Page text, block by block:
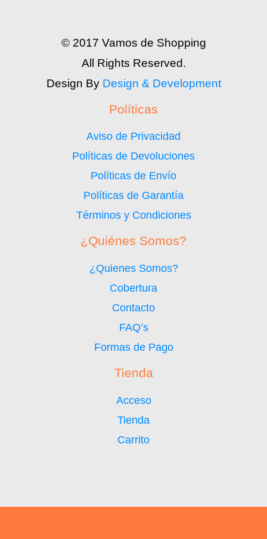
© 2017 Vamos de Shopping
All Rights Reserved.
Design By Design & Development
Políticas
Aviso de Privacidad
Políticas de Devoluciones
Políticas de Envío
Políticas de Garantía
Términos y Condiciones
¿Quiénes Somos?
¿Quienes Somos?
Cobertura
Contacto
FAQ’s
Formas de Pago
Tienda
Acceso
Tienda
Carrito